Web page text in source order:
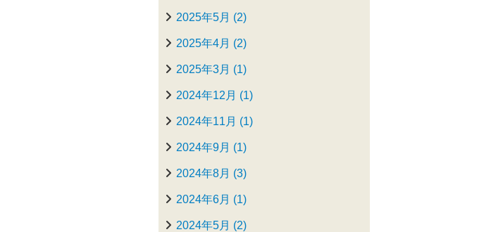
2025年5月 (2)
2025年4月 (2)
2025年3月 (1)
2024年12月 (1)
2024年11月 (1)
2024年9月 (1)
2024年8月 (3)
2024年6月 (1)
2024年5月 (2)